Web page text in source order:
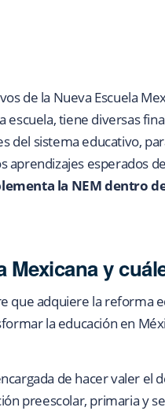
de la Nueva Escuela
escuela, tiene diversas
del sistema educativo,
aprendizajes esperados
la NEM dentro
Mexicana y
que adquiere la reforma
la educación en
de hacer valer el
preescolar, primaria y